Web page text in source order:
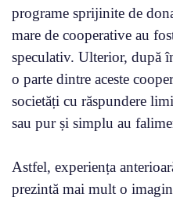
programe sprijinite de
mare de cooperative au
speculativ. Ulterior, după
o parte dintre aceste
societăți cu răspundere
sau pur și simplu au
Astfel, experiența
prezintă mai mult o